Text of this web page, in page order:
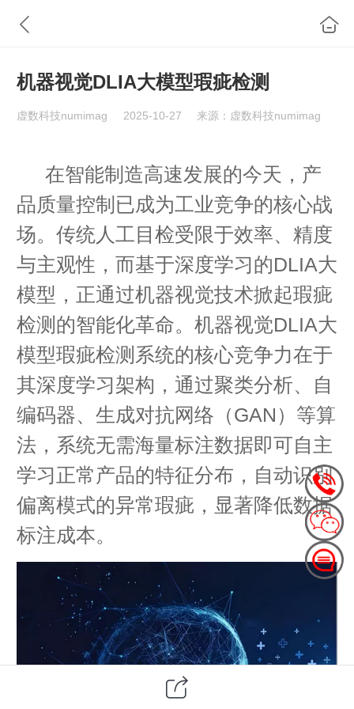
机器视觉DLIA大模型瑕疵检测
虚数科技numimag 2025-10-27 来源：虚数科技numimag
在智能制造高速发展的今天，产
品质量控制已成为工业竞争的核心战
场。传统人工目检受限于效率、精度
与主观性，而基于深度学习的DLIA大
模型，正通过机器视觉技术掀起瑕疵
检测的智能化革命。机器视觉DLIA大
模型瑕疵检测系统的核心竞争力在于
其深度学习架构，通过聚类分析、自
编码器、生成对抗网络（GAN）等算
法，系统无需海量标注数据即可自主
学习正常产品的特征分布，自动识别
偏离模式的异常瑕疵，显著降低数据
标注成本。